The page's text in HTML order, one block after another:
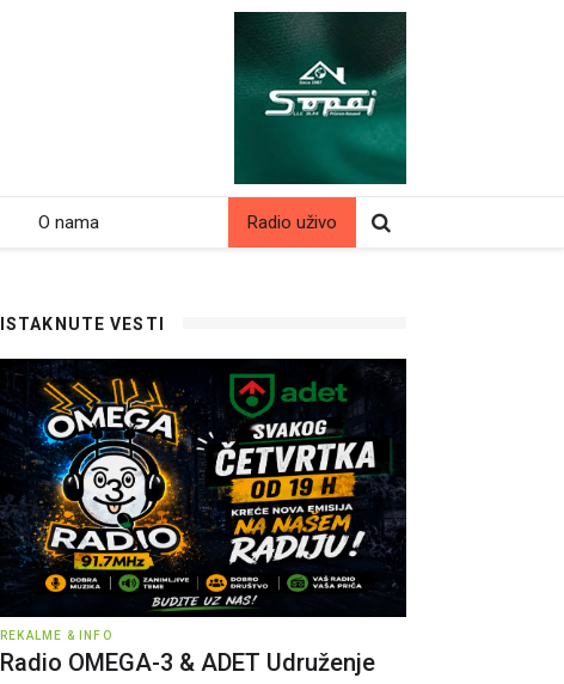
O nama Radio uživo
ISTAKNUTE VESTI
REKALME & INFO
Radio OMEGA-3 & ADET Udruženje